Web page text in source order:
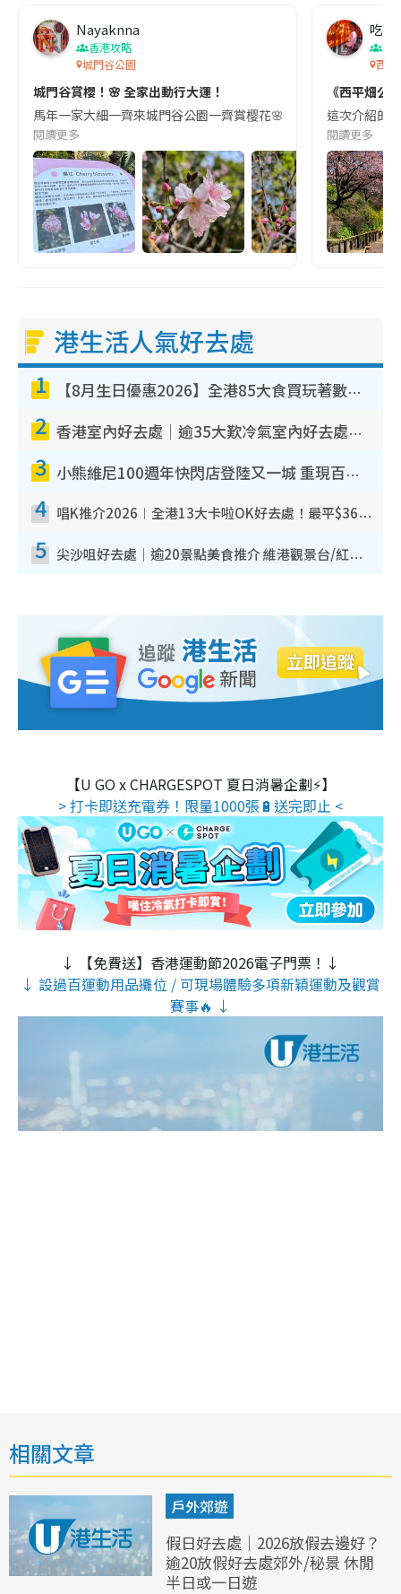
Nayaknna
香港攻略
城門谷公園
城門谷賞櫻！🌸 全家出動行大運！
馬年一家大細一齊來城門谷公園一齊賞樱花🌸!打谷之餘又可以行
閱讀更多
吃喝
西平
《西平畑公
這次介紹的
閱讀更多
港生活人氣好去處
1 【8月生日優惠2026】全港85大食買玩著數攻略 自助餐/火鍋放題同行免費＋誠品/DONKI送現金券
2 香港室內好去處｜逾35大歎冷氣室內好去處推介 室內活動免費避雨無懼落雨
3 小熊維尼100週年快閃店登陸又一城 重現百畝森林經典場景／獨家限定盲盒登場／專屬DIY香水
4 唱K推介2026︱全港13大卡啦OK好去處！最平$36起 日文K都有！(附地址+收費詳情)
5 尖沙咀好去處｜逾20景點美食推介 維港觀景台/紅磚古蹟/九龍公園/室內遊樂場
【U GO x CHARGESPOT 夏日消暑企劃⚡】
> 打卡即送充電券！限量1000張🔋送完即止 <
↓ 【免費送】香港運動節2026電子門票！↓
↓ 設過百運動用品攤位 / 可現場體驗多項新穎運動及觀賞
賽事🔥 ↓
相關文章
戶外郊遊
假日好去處｜2026放假去邊好？
逾20放假好去處郊外/秘景 休閒
半日或一日遊